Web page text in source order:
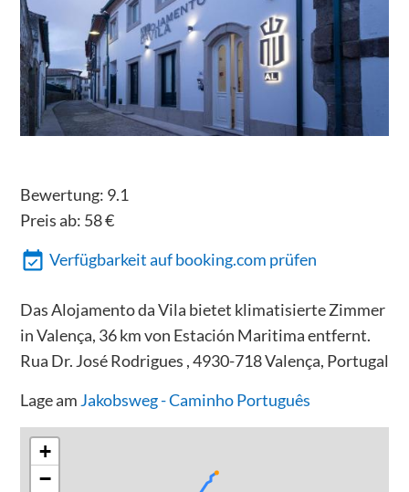
Bewertung: 9.1
Preis ab: 58€
Verfügbarkeit auf booking.com prüfen
Das Alojamento da Vila bietet klimatisierte Zimmer
in Valença, 36 km von Estación Maritima entfernt.
Rua Dr. José Rodrigues , 4930-718 Valença, Portugal
Lage am Jakobsweg - Caminho Português
+
−